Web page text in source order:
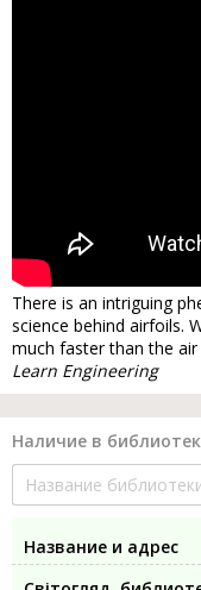
There is an intriguing
science behind airfoils.
much faster than the air
Learn Engineering
Наличие в
Название и адрес